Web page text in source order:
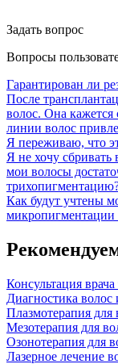
Задать вопрос
Вопросы
Гарантирован ли
После
волос. Она
линии волос
Я переживаю, что
Я не хочу
мои волосы
Как будут учтены
микропигментации
Консультация врача
Диагностика
Плазмотерапия для
Мезотерапия для
Озонотерапия для
Лазерное лечение